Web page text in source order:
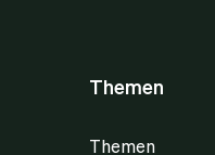
Themen
Themen